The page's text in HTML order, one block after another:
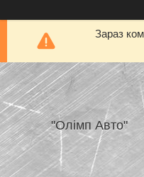
Зараз
"Олімп Авто"